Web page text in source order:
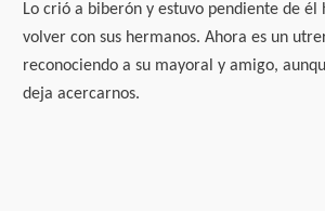
Lo crió a biberón y estuvo pendiente de él
volver con sus hermanos. Ahora es un
reconociendo a su mayoral y amigo,
deja acercarnos.